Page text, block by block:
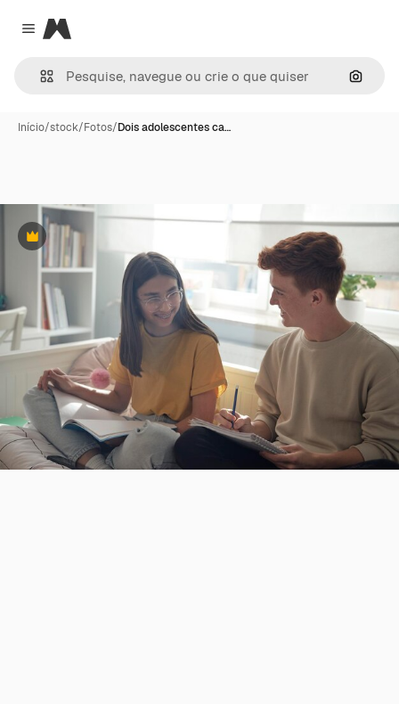
Close menu
Magnific
Início/stock/Fotos/Dois adolescentes ca…
Premium